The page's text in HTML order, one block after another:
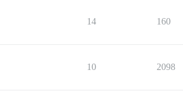
14 160
10 2098